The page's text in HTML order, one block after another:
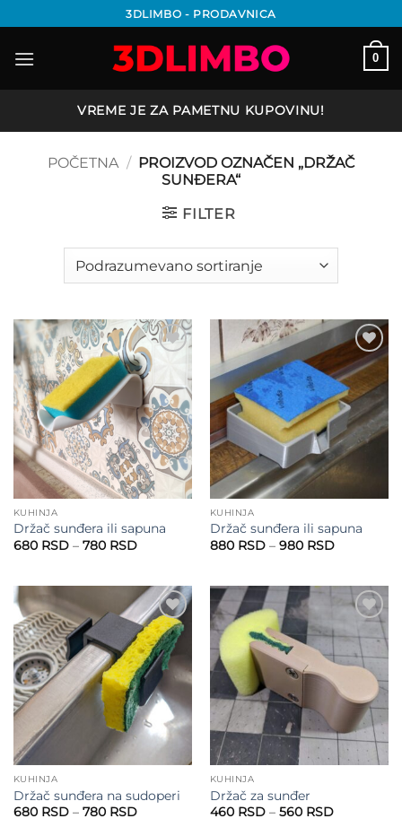
na
sadržaj
3DLIMBO - PRODAVNICA
0
VREME JE ZA PAMETNU KUPOVINU!
POČETNA / PROIZVOD OZNAČEN „DRŽAČ
SUNĐERA“
FILTER
Add to
wishlist
KUHINJA
Držač sunđera ili sapuna
680 RSD – 780 RSDRaspon
do
780 RSD
Add to
wishlist
KUHINJA
Držač sunđera ili sapuna
880 RSD – 980 RSDRaspon
do
980 RSD
Add to
wishlist
KUHINJA
Držač sunđera na sudoperi
680 RSD – 780 RSDRaspon
Add to
wishlist
KUHINJA
Držač za sunđer
460 RSD – 560 RSDRaspon